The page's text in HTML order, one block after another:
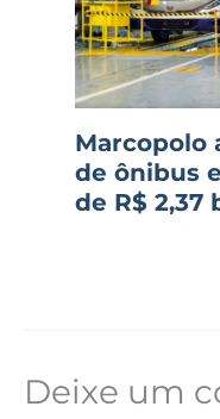
Marcopolo
de ônibus
de R$ 2,37
Deixe um